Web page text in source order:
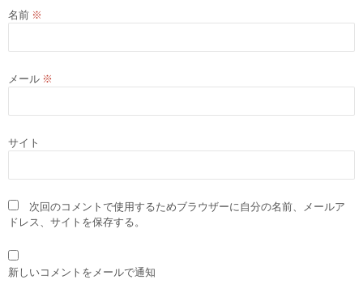
名前 ※
メール ※
サイト
次回のコメントで使用するためブラウザーに自分の名前、メールア
ドレス、サイトを保存する。
新しいコメントをメールで通知